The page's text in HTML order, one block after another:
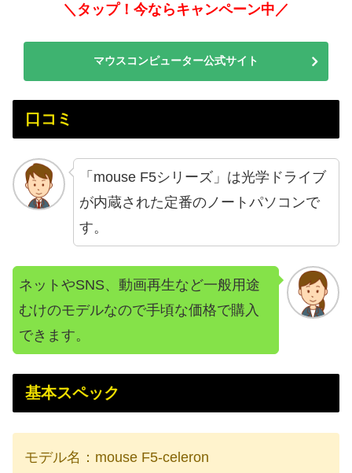
＼タップ！今ならキャンペーン中／
マウスコンピューター公式サイト
口コミ
「mouse F5シリーズ」は光学ドライブ
が内蔵された定番のノートパソコンで
す。
ネットやSNS、動画再生など一般用途
むけのモデルなので手頃な価格で購入
できます。
基本スペック
モデル名：mouse F5-celeron